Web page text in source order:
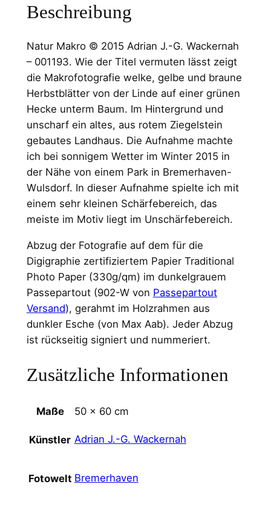
a
r
o
i
m
5
0
×
6
0
c
m
E
c
h
e
h
o
l
z
G
h
Beschreibung
Natur Makro © 2015 Adrian J.-G. Wackernah
– 001193. Wie der Titel vermuten lässt zeigt
die Makrofotografie welke, gelbe und braune
Herbstblätter von der Linde auf einer grünen
Hecke unterm Baum. Im Hintergrund und
unscharf ein altes, aus rotem Ziegelstein
gebautes Landhaus. Die Aufnahme machte
ich bei sonnigem Wetter im Winter 2015 in
der Nähe von einem Park in Bremerhaven-
Wulsdorf. In dieser Aufnahme spielte ich mit
einem sehr kleinen Schärfebereich, das
meiste im Motiv liegt im Unschärfebereich.
Abzug der Fotografie auf dem für die
Digigraphie zertifiziertem Papier Traditional
Photo Paper (330g/qm) im dunkelgrauem
Passepartout (902-W von Passepartout
Versand), gerahmt im Holzrahmen aus
dunkler Esche (von Max Aab). Jeder Abzug
ist rückseitig signiert und nummeriert.
Zusätzliche Informationen
Maße 50 × 60 cm
Künstler Adrian J.-G. Wackernah
Fotowelt Bremerhaven